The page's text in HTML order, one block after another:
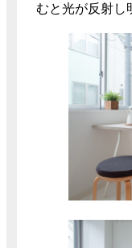
むと光が反射し